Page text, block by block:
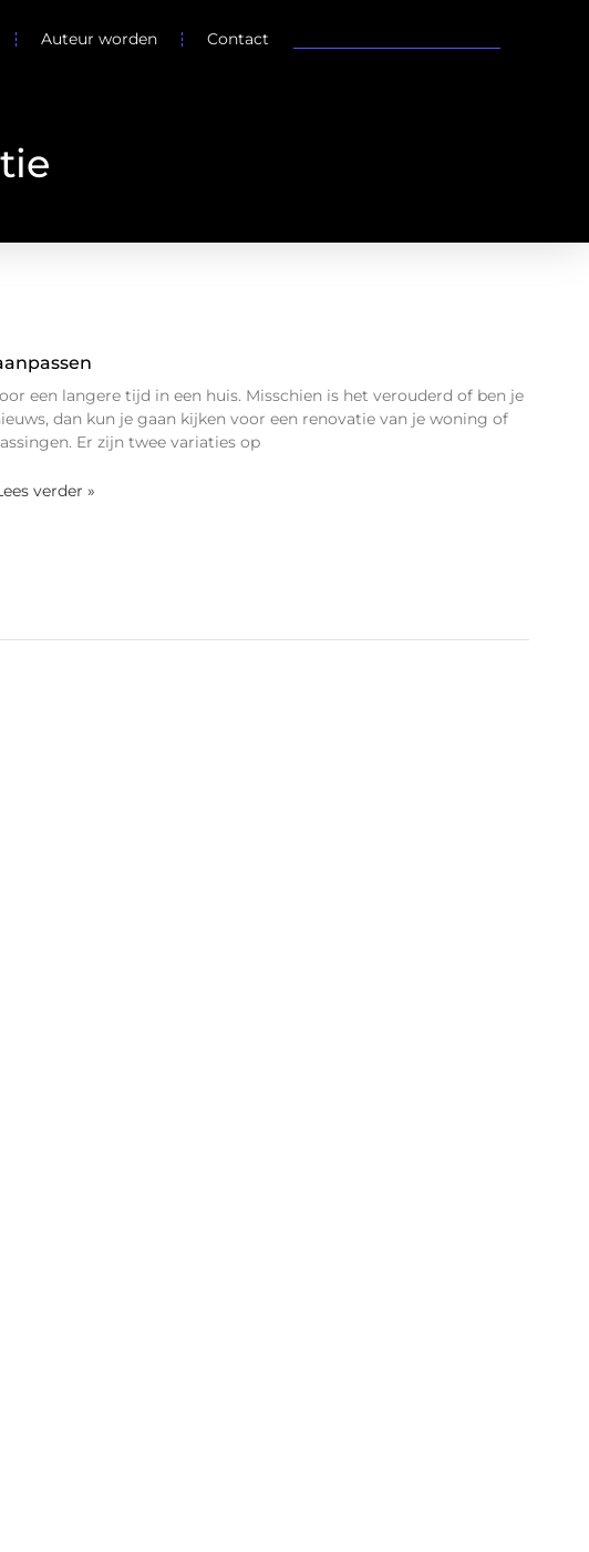
Auteur worden Contact
een langere tijd in een huis. Misschien is het verouderd of ben je
dan kun je gaan kijken voor een renovatie van je woning of
Er zijn twee variaties op
verder »